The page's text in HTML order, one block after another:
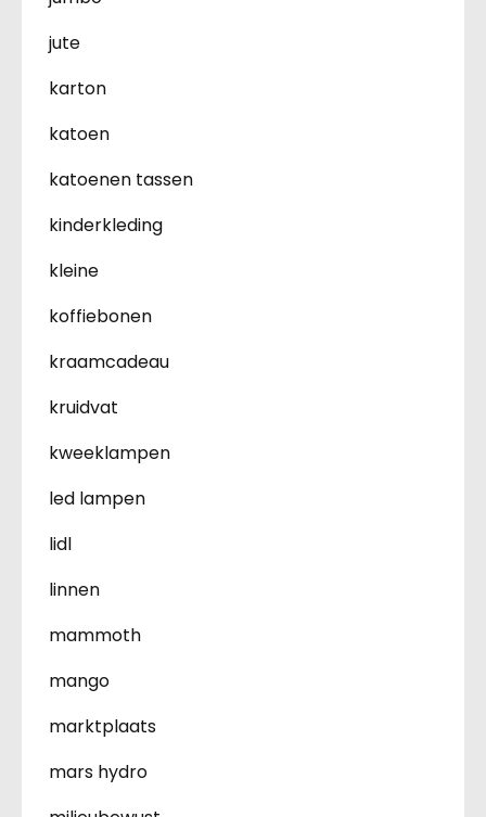
jute
karton
katoen
katoenen tassen
kinderkleding
kleine
koffiebonen
kraamcadeau
kruidvat
kweeklampen
led lampen
lidl
linnen
mammoth
mango
marktplaats
mars hydro